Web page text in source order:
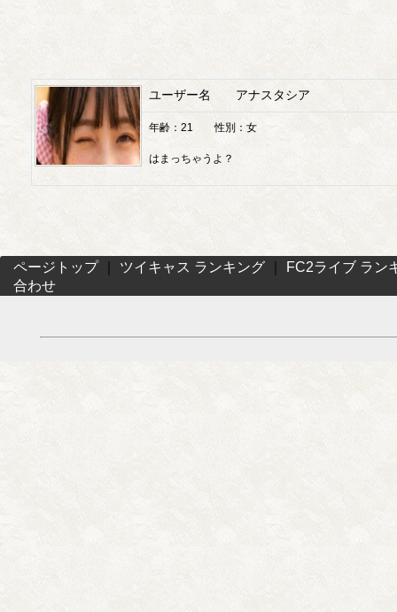
ユーザー名 アナスタシア
年齢：21 性別：女
はまっちゃうよ？
ページトップ｜ ツイキャス ランキング
FC2ライブ ラン
合わせ